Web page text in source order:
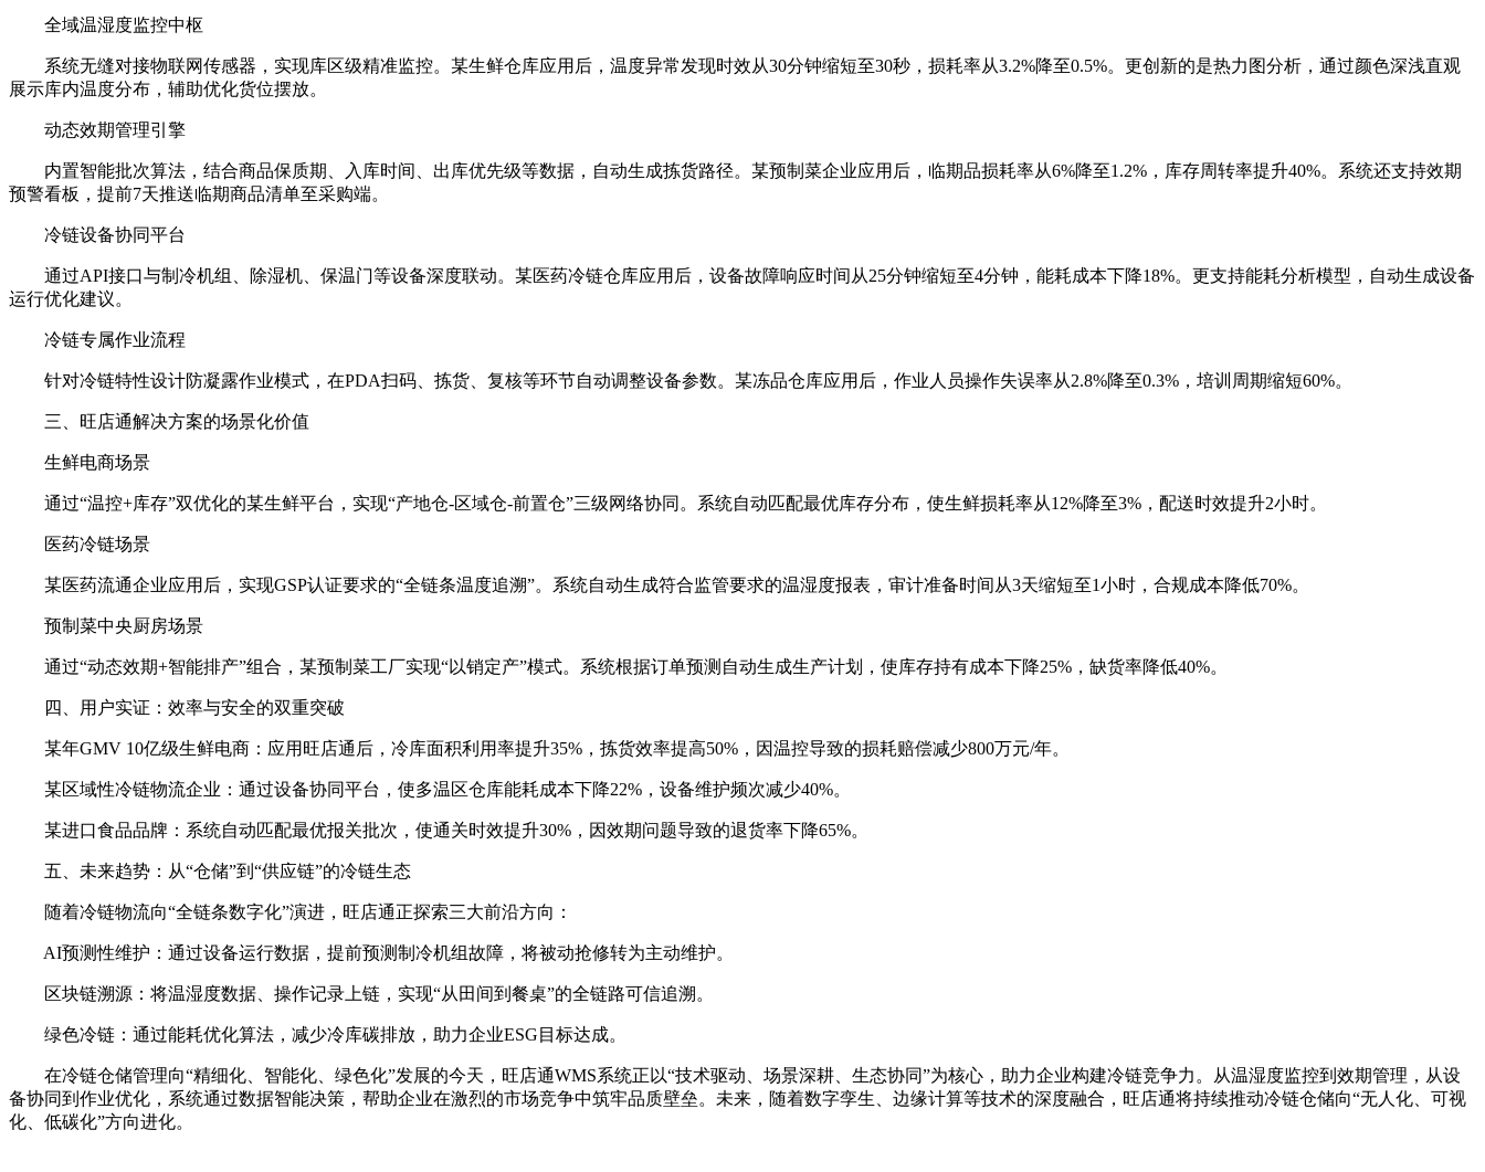
全域温湿度监控中枢
系统无缝对接物联网传感器，实现库区级精准监控。某生鲜仓库应用后，温度异常发现时效从30分钟缩短至30秒，损耗率从3.2%降至0.5%。更创新的是热力图分析，通过颜色深浅直观
展示库内温度分布，辅助优化货位摆放。
动态效期管理引擎
内置智能批次算法，结合商品保质期、入库时间、出库优先级等数据，自动生成拣货路径。某预制菜企业应用后，临期品损耗率从6%降至1.2%，库存周转率提升40%。系统还支持效期
预警看板，提前7天推送临期商品清单至采购端。
冷链设备协同平台
通过API接口与制冷机组、除湿机、保温门等设备深度联动。某医药冷链仓库应用后，设备故障响应时间从25分钟缩短至4分钟，能耗成本下降18%。更支持能耗分析模型，自动生成设备
运行优化建议。
冷链专属作业流程
针对冷链特性设计防凝露作业模式，在PDA扫码、拣货、复核等环节自动调整设备参数。某冻品仓库应用后，作业人员操作失误率从2.8%降至0.3%，培训周期缩短60%。
三、旺店通解决方案的场景化价值
生鲜电商场景
通过“温控+库存”双优化的某生鲜平台，实现“产地仓-区域仓-前置仓”三级网络协同。系统自动匹配最优库存分布，使生鲜损耗率从12%降至3%，配送时效提升2小时。
医药冷链场景
某医药流通企业应用后，实现GSP认证要求的“全链条温度追溯”。系统自动生成符合监管要求的温湿度报表，审计准备时间从3天缩短至1小时，合规成本降低70%。
预制菜中央厨房场景
通过“动态效期+智能排产”组合，某预制菜工厂实现“以销定产”模式。系统根据订单预测自动生成生产计划，使库存持有成本下降25%，缺货率降低40%。
四、用户实证：效率与安全的双重突破
某年GMV 10亿级生鲜电商：应用旺店通后，冷库面积利用率提升35%，拣货效率提高50%，因温控导致的损耗赔偿减少800万元/年。
某区域性冷链物流企业：通过设备协同平台，使多温区仓库能耗成本下降22%，设备维护频次减少40%。
某进口食品品牌：系统自动匹配最优报关批次，使通关时效提升30%，因效期问题导致的退货率下降65%。
五、未来趋势：从“仓储”到“供应链”的冷链生态
随着冷链物流向“全链条数字化”演进，旺店通正探索三大前沿方向：
AI预测性维护：通过设备运行数据，提前预测制冷机组故障，将被动抢修转为主动维护。
区块链溯源：将温湿度数据、操作记录上链，实现“从田间到餐桌”的全链路可信追溯。
绿色冷链：通过能耗优化算法，减少冷库碳排放，助力企业ESG目标达成。
在冷链仓储管理向“精细化、智能化、绿色化”发展的今天，旺店通WMS系统正以“技术驱动、场景深耕、生态协同”为核心，助力企业构建冷链竞争力。从温湿度监控到效期管理，从设
备协同到作业优化，系统通过数据智能决策，帮助企业在激烈的市场竞争中筑牢品质壁垒。未来，随着数字孪生、边缘计算等技术的深度融合，旺店通将持续推动冷链仓储向“无人化、可视
化、低碳化”方向进化。